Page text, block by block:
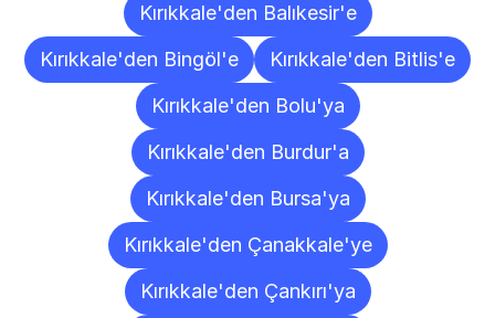
Kırıkkale'den Balıkesir'e
Kırıkkale'den Bingöl'e
Kırıkkale'den Bitlis'e
Kırıkkale'den Bolu'ya
Kırıkkale'den Burdur'a
Kırıkkale'den Bursa'ya
Kırıkkale'den Çanakkale'ye
Kırıkkale'den Çankırı'ya